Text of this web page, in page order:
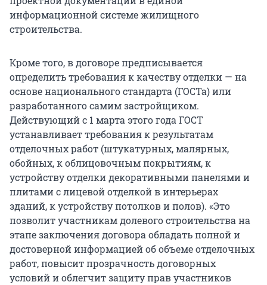
информационной системе жилищного
строительства.
Кроме того, в договоре предписывается
определить требования к качеству отделки — на
основе национального стандарта (ГОСТа) или
разработанного самим застройщиком.
Действующий с 1 марта этого года ГОСТ
устанавливает требования к результатам
отделочных работ (штукатурных, малярных,
обойных, к облицовочным покрытиям, к
устройству отделки декоративными панелями и
плитами с лицевой отделкой в интерьерах
зданий, к устройству потолков и полов). «Это
позволит участникам долевого строительства на
этапе заключения договора обладать полной и
достоверной информацией об объеме отделочных
работ, повысит прозрачность договорных
условий и облегчит защиту прав участников